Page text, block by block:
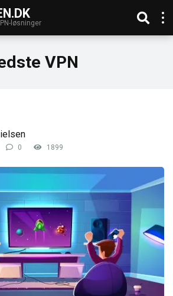
løsninger
VPN
0 1899